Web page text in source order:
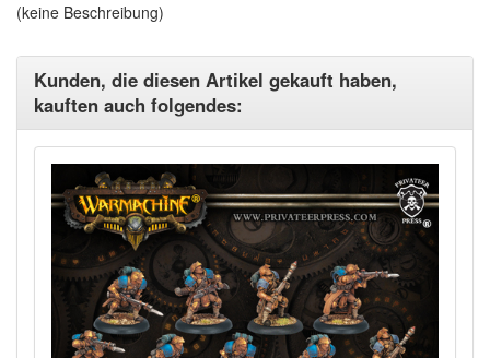
(keine Beschreibung)
Kunden, die diesen Artikel gekauft haben,
kauften auch folgendes: